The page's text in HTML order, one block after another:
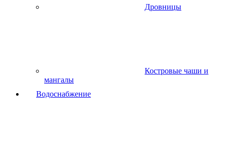
Дровницы
Костровые чаши и
мангалы
Водоснабжение